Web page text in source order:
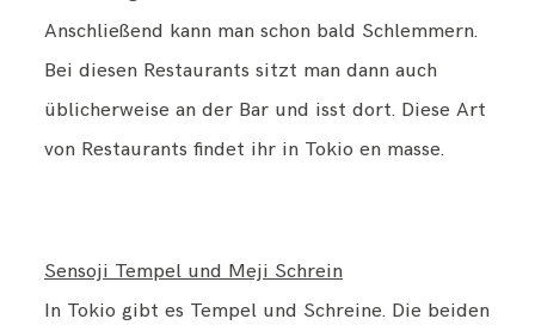
Anschließend kann man schon bald Schlemmern.
Bei diesen Restaurants sitzt man dann auch
üblicherweise an der Bar und isst dort. Diese Art
von Restaurants findet ihr in Tokio en masse.
Sensoji Tempel und Meji Schrein
In Tokio gibt es Tempel und Schreine. Die beiden